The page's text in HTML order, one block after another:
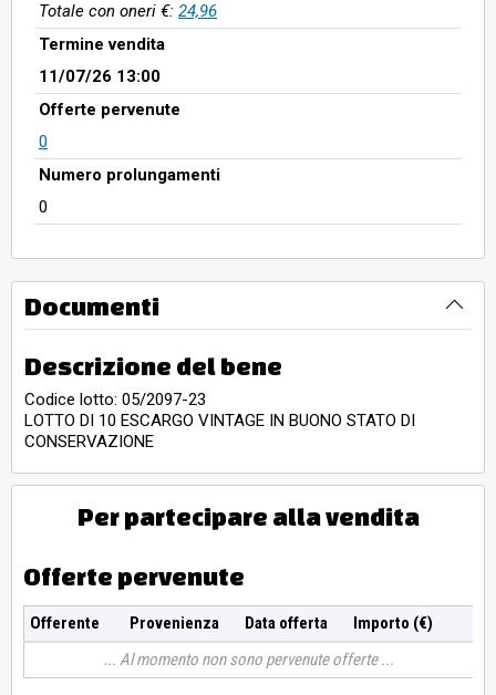
Totale con oneri €: 24,96
Termine vendita
11/07/26 13:00
Offerte pervenute
0
Numero prolungamenti
0
Documenti
Descrizione del bene
Codice lotto: 05/2097-23
LOTTO DI 10 ESCARGO VINTAGE IN BUONO STATO DI
CONSERVAZIONE
Per partecipare alla vendita
Offerte pervenute
Offerente Provenienza Data offerta
Importo (€)
Al momento non sono pervenute offerte